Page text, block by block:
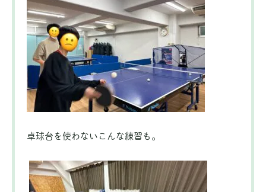
卓球台を使わないこんな練習も。